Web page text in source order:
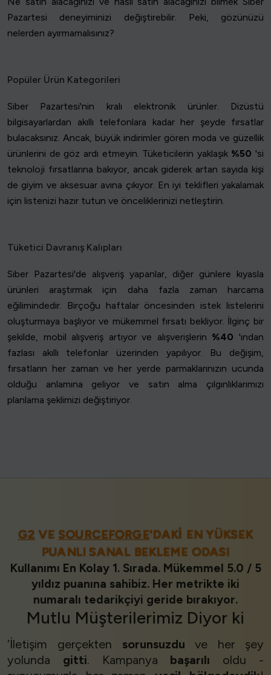
Pazartesi deneyiminizi değiştirebilir. Peki, gözünüzü
nelerden ayırmamalısınız?
Popüler Ürün Kategorileri
Siber Pazartesi'nin kralı elektronik ürünler. Dizüstü
bilgisayarlardan akıllı telefonlara kadar her şeyde fırsatlar
bulacaksınız. Ancak, büyük indirimler gören moda ve güzellik
ürünlerini de göz ardı etmeyin. Tüketicilerin yaklaşık %50 'si
teknoloji fırsatlarına bakıyor, ancak giderek artan sayıda kişi
de giyim ve aksesuar avına çıkıyor. En iyi teklifleri yakalamak
için listenizi hazır tutun ve önceliklerinizi netleştirin.
Tüketici Davranış Kalıpları
Siber Pazartesi'de alışveriş yapanlar, diğer günlere kıyasla
ürünleri araştırmak için daha fazla zaman harcama
eğilimindedir. Birçoğu haftalar öncesinden istek listelerini
oluşturmaya başlıyor ve mükemmel fırsatı bekliyor. İlginç bir
şekilde, mobil alışveriş artıyor ve alışverişlerin %40 'ından
fazlası akıllı telefonlar üzerinden yapılıyor. Bu değişim,
fırsatların her zaman ve her yerde parmaklarınızın ucunda
olduğu anlamına geliyor ve satın alma çılgınlıklarımızı
planlama şeklimizi değiştiriyor.
G2VESOURCEFORGE'DAKI EN YÜKSEK
PUANLI SANAL BEKLEME ODASI
Kullanımı En Kolay 1. Sırada. Mükemmel 5.0 / 5
yıldız puanına sahibiz. Her metrikte iki
numaralı tedarikçiyi geride bırakıyor.
Mutlu Müşterilerimiz Diyor ki
‘İletişim gerçekten sorunsuzdu ve her şey
yolunda gitti. Kampanya başarılı oldu -